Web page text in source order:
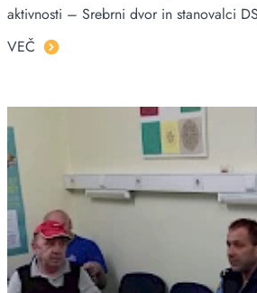
aktivnosti – Srebrni dvor in stanovalci
VEČ